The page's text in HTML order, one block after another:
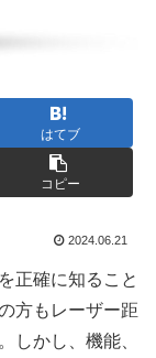
はてブ
コピー
2024.06.21
正確に知ること
方もレーザー距
しかし、機能、